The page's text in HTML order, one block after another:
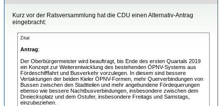
Kurz vor der Ratsversammlung hat die CDU einen Alternativ-Antrag
eingebracht:
Zitat
Antrag:
Der Oberbürgermeister wird beauftragt, bis Ende des ersten Quartals 2019
ein Konzept zur Weiterentwicklung des bestehenden ÖPNV-Systems aus
Fördeschifffahrt und Busverkehr vorzulegen. In diesem sind bessere
Vertaktungen der beiden Kieler ÖPNV-Formen, mehr Querverbindungen von
Bussen zwischen den Stadtteilen und mehr angebundene Fördequerungen
ebenso wie bessere Nachtbusverbindungen, insbesondere zwischen dem
Dreiecksplatz und dem Ostufer, insbesondere Freitags und Samstags,
einzubeziehen.